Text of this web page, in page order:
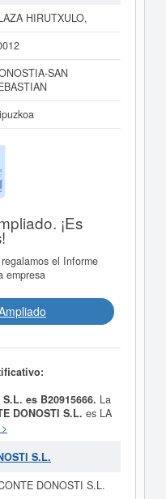
HIRUTXULO,
SAN
¡Es
el Informe
empresa
es B20915666. La
DONOSTI S.L. es LA
RESTAURANTES,
HOTELES,
PRESTACION DE
Y RESTAURADORA.
S.L.
DONOSTI S.L.